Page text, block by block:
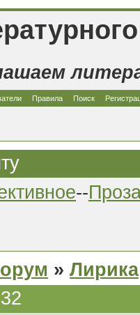
Правила Поиск
--
» Лирика